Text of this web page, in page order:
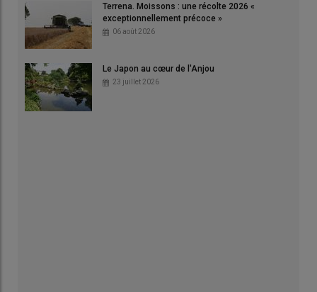
Terrena. Moissons : une récolte 2026 «
exceptionnellement précoce »
06 août 2026
Le Japon au cœur de l'Anjou
23 juillet 2026